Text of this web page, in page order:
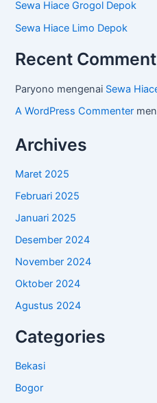
Sewa Hiace Grogol Depok
Sewa Hiace Limo Depok
Recent
Paryono mengenai Sewa
A WordPress Commenter
Archives
Maret 2025
Februari 2025
Januari 2025
Desember 2024
November 2024
Oktober 2024
Agustus 2024
Categories
Bekasi
Bogor